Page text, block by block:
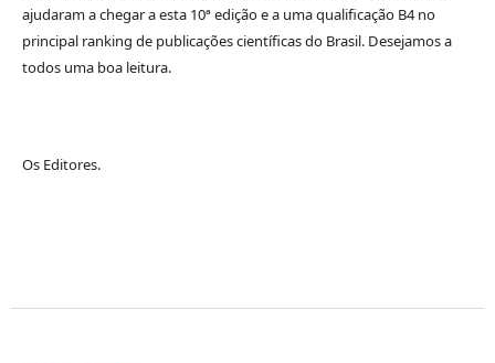
ajudaram a chegar a esta 10ª edição e a uma qualificação B4 no
principal ranking de publicações científicas do Brasil. Desejamos a
todos uma boa leitura.
Os Editores.